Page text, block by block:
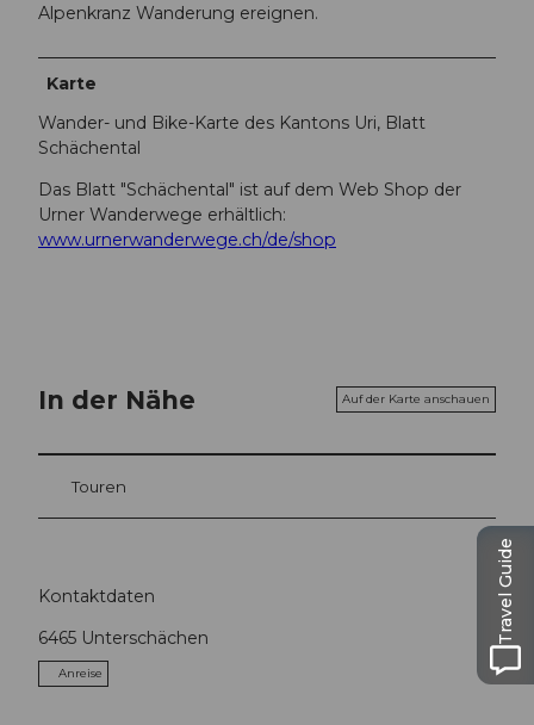
Alpenkranz Wanderung ereignen.
Karte
Wander- und Bike-Karte des Kantons Uri, Blatt
Schächental
Das Blatt "Schächental" ist auf dem Web Shop der
Urner Wanderwege erhältlich:
www.urnerwanderwege.ch/de/shop
In der Nähe Auf der Karte anschauen
Touren
Kontaktdaten
6465 Unterschächen
Anreise
Travel Guide